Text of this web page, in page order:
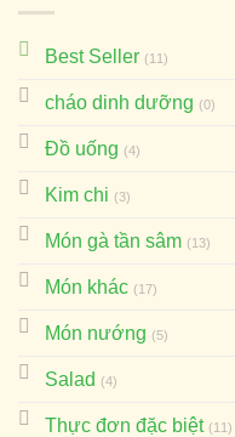
Best Seller (11)
cháo dinh dưỡng (0)
Đồ uống (4)
Kim chi (3)
Món gà tần sâm (13)
Món khác (17)
Món nướng (5)
Salad (4)
Thực đơn đặc biệt (11)